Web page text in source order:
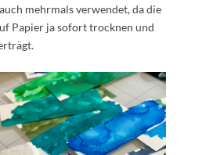
mehrmals verwendet, da die
Papier ja sofort trocknen und